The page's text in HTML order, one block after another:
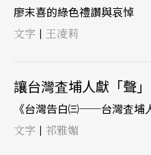
廖末喜的綠色禮讚與哀悼
文字 | 王凌莉
讓台灣査埔人獻「聲
《台灣告白㈢──台灣査埔
文字 | 祁雅媚